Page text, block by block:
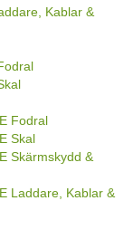
Kablar &
Fodral
Skal
Skärmskydd &
Laddare, Kablar &